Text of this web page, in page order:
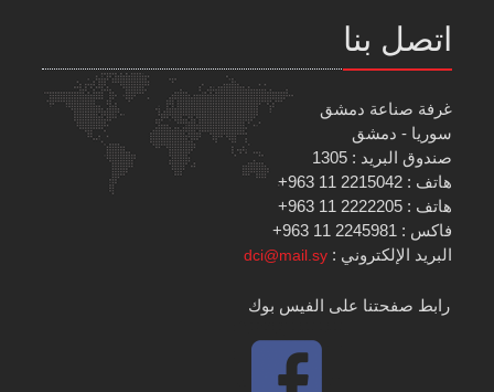
اتصل بنا
غرفة صناعة دمشق
سوريا - دمشق
صندوق البريد : 1305
هاتف : 2215042 11 963+
هاتف : 2222205 11 963+
فاكس : 2245981 11 963+
البريد الإلكتروني :dci@mail.sy
رابط صفحتنا على الفيس بوك